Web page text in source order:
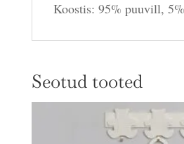
Koostis: 95% puuvill,
Seotud tooted